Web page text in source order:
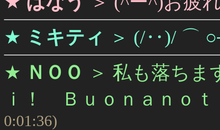
★ ミキティ ＞ (/‥)/ ⌒
★ ＮＯＯ ＞ 私も落ちま
ｉ！ Ｂｕｏｎａｎｏ
0:01:36)